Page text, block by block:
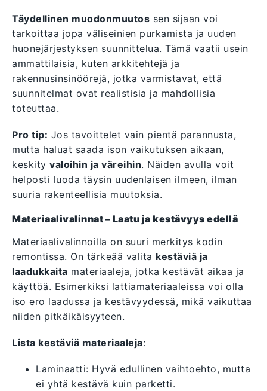
Täydellinen muodonmuutos sen sijaan voi
tarkoittaa jopa väliseinien purkamista ja uuden
huonejärjestyksen suunnittelua. Tämä vaatii usein
ammattilaisia, kuten arkkitehtejä ja
rakennusinsinöörejä, jotka varmistavat, että
suunnitelmat ovat realistisia ja mahdollisia
toteuttaa.
Pro tip: Jos tavoittelet vain pientä parannusta,
mutta haluat saada ison vaikutuksen aikaan,
keskity valoihin ja väreihin. Näiden avulla voit
helposti luoda täysin uudenlaisen ilmeen, ilman
suuria rakenteellisia muutoksia.
Materiaalivalinnat – Laatu ja kestävyys edellä
Materiaalivalinnoilla on suuri merkitys kodin
remontissa. On tärkeää valita kestäviä ja
laadukkaita materiaaleja, jotka kestävät aikaa ja
käyttöä. Esimerkiksi lattiamateriaaleissa voi olla
iso ero laadussa ja kestävyydessä, mikä vaikuttaa
niiden pitkäikäisyyteen.
Lista kestäviä materiaaleja:
Laminaatti: Hyvä edullinen vaihtoehto, mutta
ei yhtä kestävä kuin parketti.